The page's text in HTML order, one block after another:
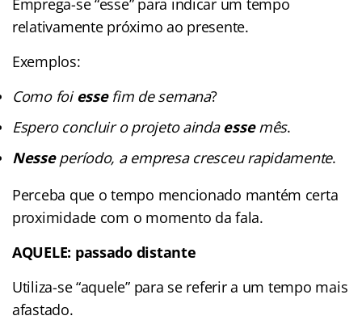
Emprega-se “esse” para indicar um tempo
relativamente próximo ao presente.
Exemplos:
Como foiessefim de semana?
Espero concluir o projeto aindaessemês.
Nesseperíodo, a empresa cresceu rapidamente.
Perceba que o tempo mencionado mantém certa
proximidade com o momento da fala.
AQUELE: passado distante
Utiliza-se “aquele” para se referir a um tempo mais
afastado.